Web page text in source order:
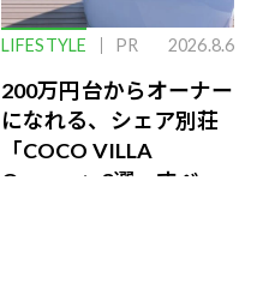
LIFESTYLE PR 2026.8.6
200万円台からオーナー
になれる、シェア別荘
「COCO VILLA
Owners」3選。すべて